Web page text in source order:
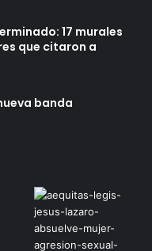
17 murales
que citaron a
banda